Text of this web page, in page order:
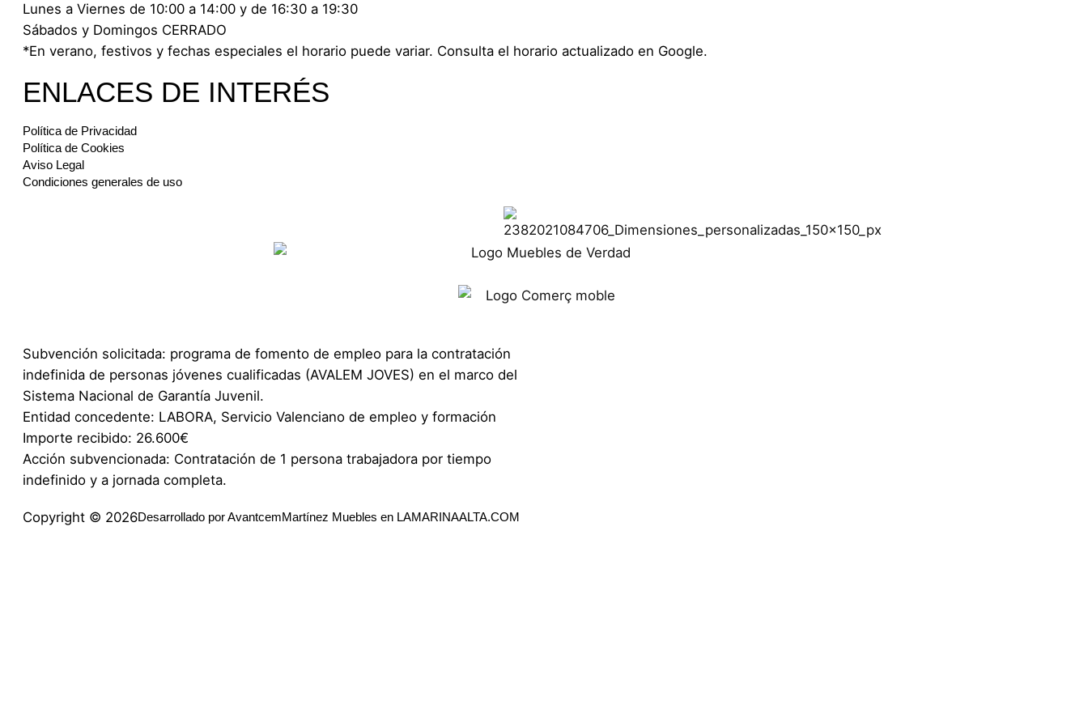
Lunes a Viernes de 10:00 a 14:00 y de 16:30 a 19:30
Sábados y Domingos CERRADO
*En verano, festivos y fechas especiales el horario puede variar. Consulta el horario actualizado en Google.
ENLACES DE INTERÉS
Política de Privacidad
Política de Cookies
Aviso Legal
Condiciones generales de uso
Subvención solicitada: programa de fomento de empleo para la contratación
indefinida de personas jóvenes cualificadas (AVALEM JOVES) en el marco del
Sistema Nacional de Garantía Juvenil.
Entidad concedente: LABORA, Servicio Valenciano de empleo y formación
Importe recibido: 26.600€
Acción subvencionada: Contratación de 1 persona trabajadora por tiempo
indefinido y a jornada completa.
Copyright © 2026Desarrollado por AvantcemMartínez Muebles en LAMARINAALTA.COM